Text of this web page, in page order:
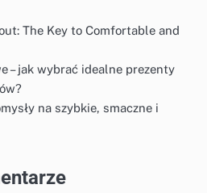
The Key to Comfortable and
– jak wybrać idealne prezenty
na szybkie, smaczne i